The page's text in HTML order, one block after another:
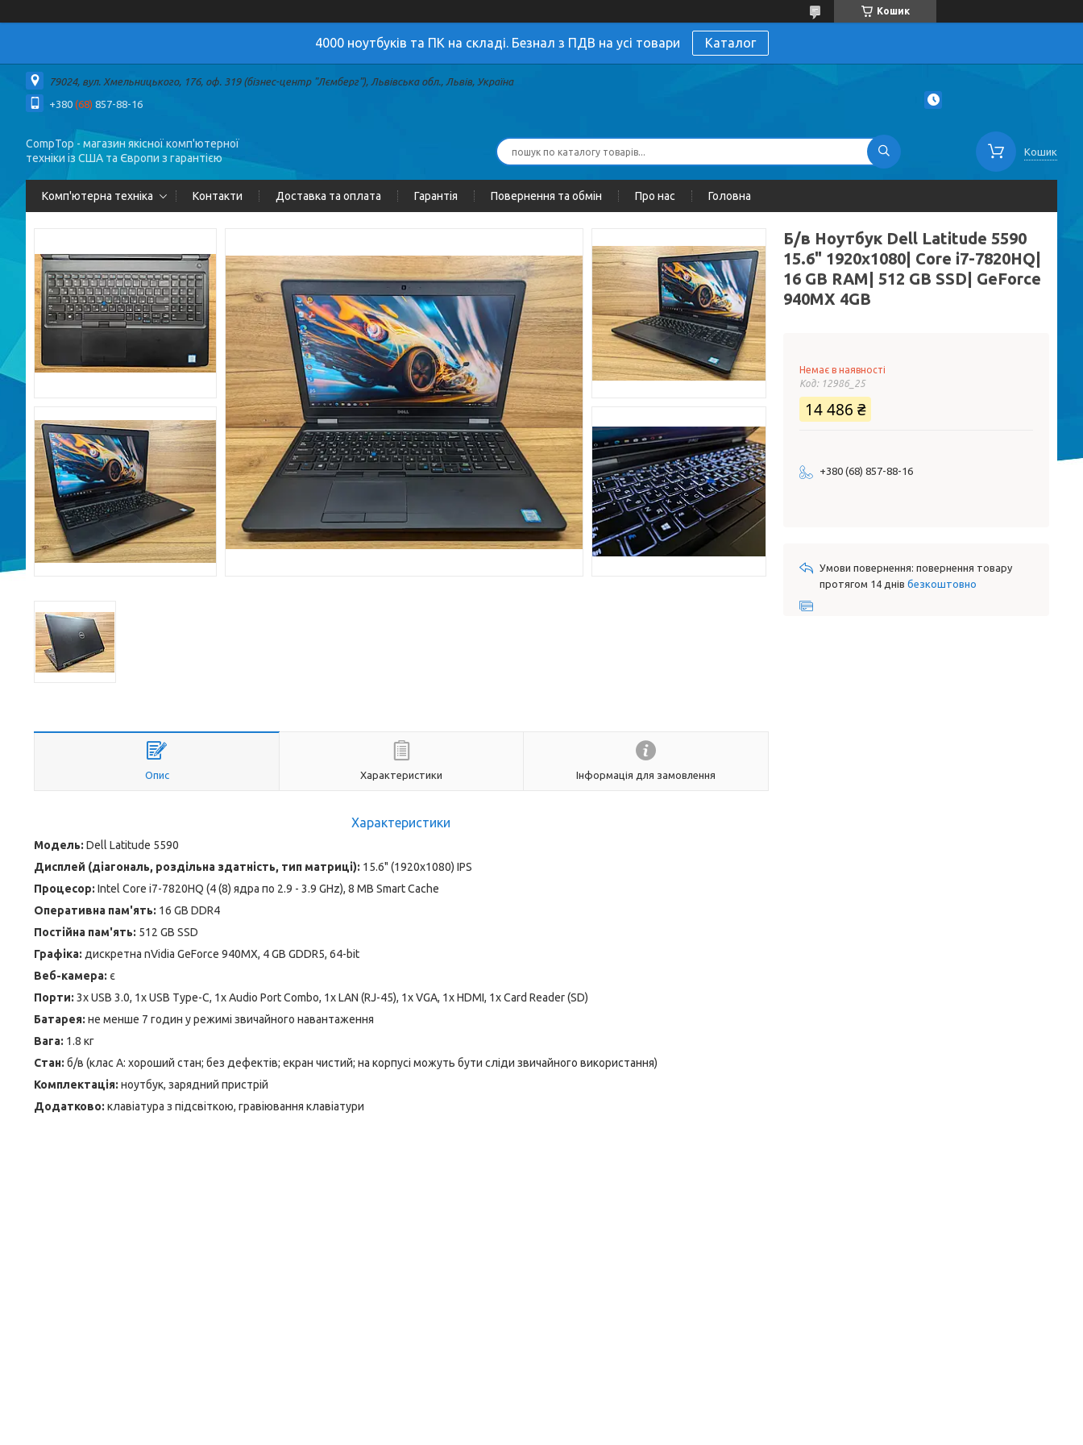
Кошик
4000 ноутбуків та ПК на складі. Безнал з ПДВ на усі товари Каталог
79024, вул. Хмельницького, 176, оф. 319 (бізнес-центр "Лємберг"), Львівська обл., Львів, Україна
+380 (68) 857-88-16
CompTop - магазин якісної комп'ютерної
техніки із США та Європи з гарантією
Кошик
Комп'ютерна техніка Контакти Доставка та оплата Гарантія Повернення та обмін Про нас Головна
Опис Характеристики Інформація для замовлення
Характеристики
Модель: Dell Latitude 5590
Дисплей (діагональ, роздільна здатність, тип матриці): 15.6" (1920x1080) IPS
Процесор: Intel Core i7-7820HQ (4 (8) ядра по 2.9 - 3.9 GHz), 8 MB Smart Cache
Оперативна пам'ять: 16 GB DDR4
Постійна пам'ять: 512 GB SSD
Графіка: дискретна nVidia GeForce 940MX, 4 GB GDDR5, 64-bit
Веб-камера: є
Порти: 3x USB 3.0, 1x USB Type-C, 1x Audio Port Combo, 1x LAN (RJ-45), 1x VGA, 1x HDMI, 1x Card Reader (SD)
Батарея: не менше 7 годин у режимі звичайного навантаження
Вага: 1.8 кг
Стан: б/в (клас А: хороший стан; без дефектів; екран чистий; на корпусі можуть бути сліди звичайного використання)
Комплектація: ноутбук, зарядний пристрій
Додатково: клавіатура з підсвіткою, гравіювання клавіатури
Б/в Ноутбук Dell Latitude 5590
15.6" 1920x1080| Core i7-7820HQ|
16 GB RAM| 512 GB SSD| GeForce
940MX 4GB
Немає в наявності
Код: 12986_25
14 486 ₴
+380 (68) 857-88-16
повернення товару
протягом 14 днів безкоштовно